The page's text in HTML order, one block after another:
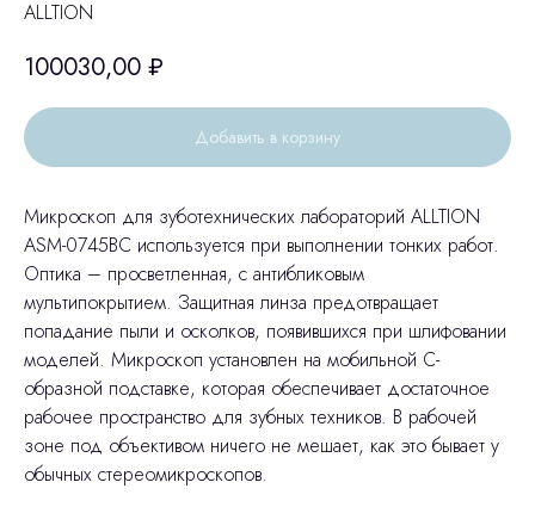
ALLTION
100030,00 ₽
Добавить в корзину
Микроскоп для зуботехнических лабораторий ALLTION
ASM-0745BC используется при выполнении тонких работ.
Оптика – просветленная, с антибликовым
мультипокрытием. Защитная линза предотвращает
попадание пыли и осколков, появившихся при шлифовании
моделей. Микроскоп установлен на мобильной C-
образной подставке, которая обеспечивает достаточное
рабочее пространство для зубных техников. В рабочей
зоне под объективом ничего не мешает, как это бывает у
обычных стереомикроскопов.